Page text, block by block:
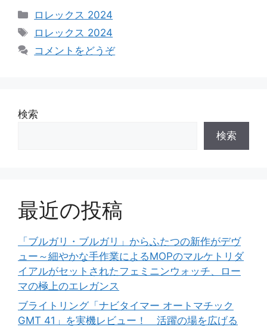
カ
テ
リ
ロレックス 2024
タ
ロレックス 2024
コメントをどうぞ
検索
検索
最近の投稿
「ブルガリ・ブルガリ」からふたつの新作がデヴ
ュー～細やかな手作業によるMOPのマルケトリダ
イアルがセットされたフェミニンウォッチ、ロー
マの極上のエレガンス
ブライトリング「ナビタイマー オートマチック
GMT 41」を実機レビュー！ 活躍の場を広げる